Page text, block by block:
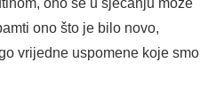
ono se u sjećanju može
ono što je bilo novo,
vrijedne uspomene koje smo